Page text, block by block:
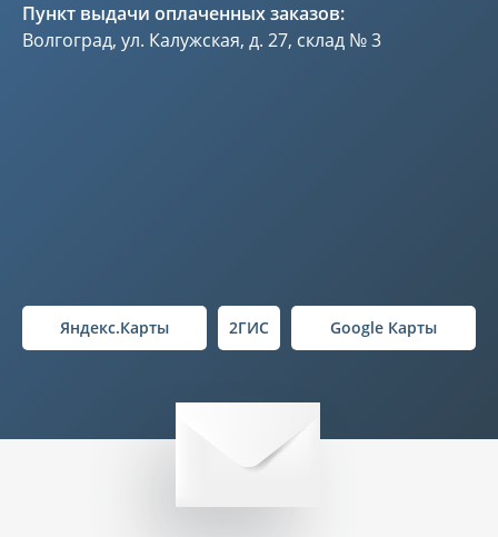
Пункт выдачи оплаченных заказов:
Волгоград, ул. Калужская, д. 27, склад № 3
Яндекс.Карты 2ГИС Google Карты